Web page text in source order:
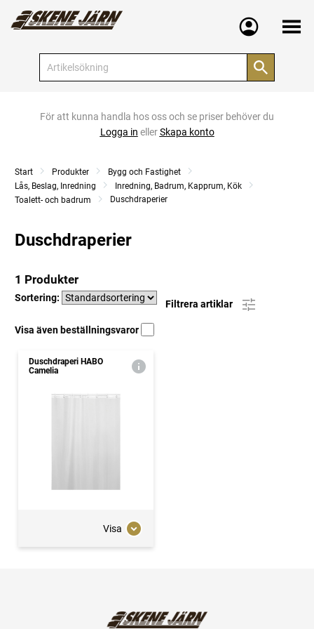
Meny
För att kunna handla hos oss och se priser behöver du
Logga in ellerSkapa konto
Start Produkter
Bygg och Fastighet
Lås, Beslag, Inredning
Inredning, Badrum, Kapprum, Kök
Toalett- och badrum
Duschdraperier
Duschdraperier
1 Produkter
Sortering:
Filtrera artiklar
Visa även beställningsvaror
Duschdraperi HABO
Camelia
Visa